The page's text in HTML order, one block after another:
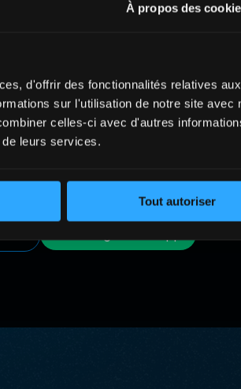
À propos des
d'offrir des fonctionnalités relatives
sur l'utilisation de notre site avec
celles-ci avec d'autres
leurs services.
Tout autoriser
conseils